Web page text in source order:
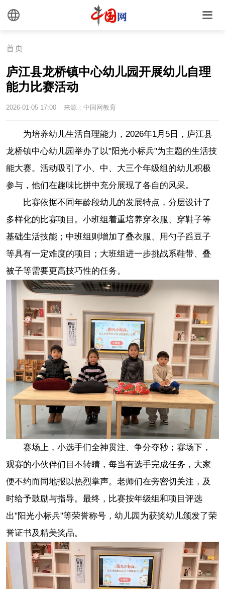
首页
庐江县龙桥镇中心幼儿园开展幼儿自理
能力比赛活动
2026-01-05 17:00 来源：中国网教育
为培养幼儿生活自理能力，2026年1月5日，庐江县
龙桥镇中心幼儿园举办了以"阳光小标兵"为主题的生活技
能大赛。活动吸引了小、中、大三个年级组的幼儿积极
参与，他们在趣味比拼中充分展现了各自的风采。
比赛依据不同年龄段幼儿的发展特点，分层设计了
多样化的比赛项目。小班组着重培养穿衣服、穿鞋子等
基础生活技能；中班组则增加了叠衣服、用勺子舀豆子
等具有一定难度的项目；大班组进一步挑战系鞋带、叠
被子等需要更高技巧性的任务。
赛场上，小选手们全神贯注、争分夺秒；赛场下，
观赛的小伙伴们目不转睛，每当有选手完成任务，大家
便不约而同地报以热烈掌声。老师们在旁密切关注，及
时给予鼓励与指导。最终，比赛按年级组和项目评选
出"阳光小标兵"等荣誉称号，幼儿园为获奖幼儿颁发了荣
誉证书及精美奖品。